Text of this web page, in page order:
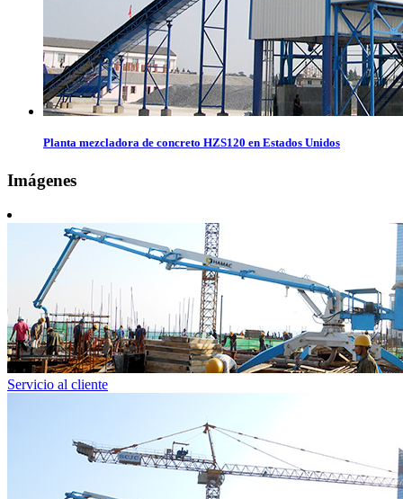
Planta mezcladora de concreto HZS120 en Estados Unidos
Imágenes
Servicio al cliente